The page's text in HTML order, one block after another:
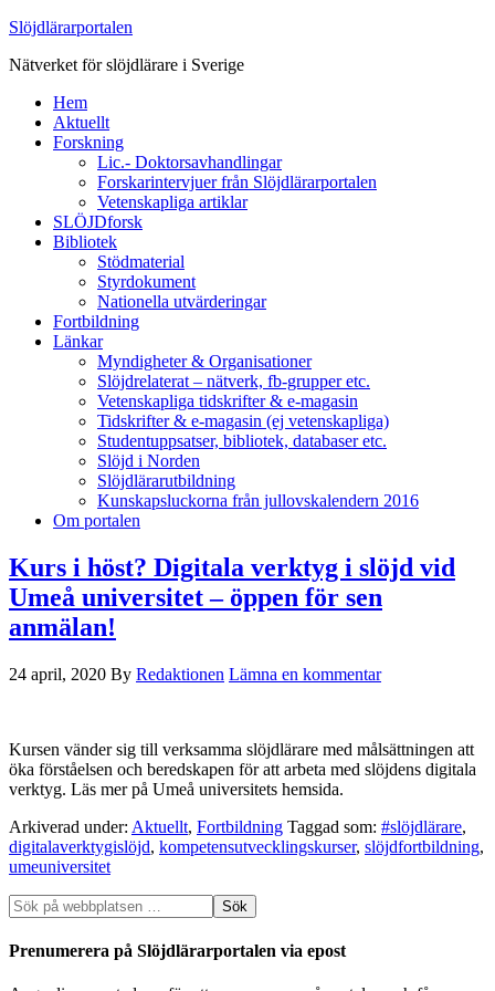
Slöjdlärarportalen
Nätverket för slöjdlärare i Sverige
Hem
Aktuellt
Forskning
Lic.- Doktorsavhandlingar
Forskarintervjuer från Slöjdlärarportalen
Vetenskapliga artiklar
SLÖJDforsk
Bibliotek
Stödmaterial
Styrdokument
Nationella utvärderingar
Fortbildning
Länkar
Myndigheter & Organisationer
Slöjdrelaterat – nätverk, fb-grupper etc.
Vetenskapliga tidskrifter & e-magasin
Tidskrifter & e-magasin (ej vetenskapliga)
Studentuppsatser, bibliotek, databaser etc.
Slöjd i Norden
Slöjdlärarutbildning
Kunskapsluckorna från jullovskalendern 2016
Om portalen
Kurs i höst? Digitala verktyg i slöjd vid
Umeå universitet – öppen för sen
anmälan!
24 april, 2020 By Redaktionen Lämna en kommentar
Kursen vänder sig till verksamma slöjdlärare med målsättningen att
öka förståelsen och beredskapen för att arbeta med slöjdens digitala
verktyg. Läs mer på Umeå universitets hemsida.
Arkiverad under: Aktuellt, Fortbildning Taggad som: #slöjdlärare,
digitalaverktygislöjd, kompetensutvecklingskurser, slöjdfortbildning,
umeuniversitet
Prenumerera på Slöjdlärarportalen via epost